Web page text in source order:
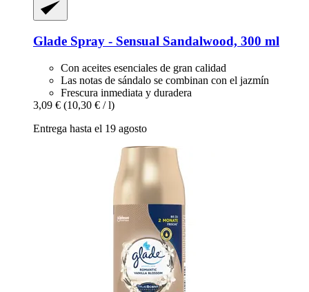
Glade Spray -​ Sensual Sandalwood, 300 ml
Con aceites esenciales de gran calidad
Las notas de sándalo se combinan con el jazmín
Frescura inmediata y duradera
3,09 € (10,30 € / l)
Entrega hasta el 19 agosto